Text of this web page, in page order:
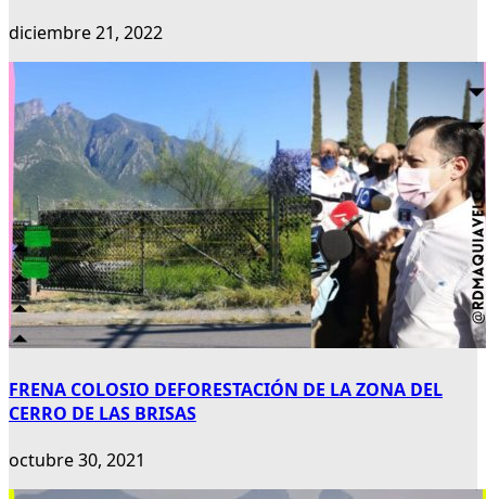
diciembre 21, 2022
FRENA COLOSIO DEFORESTACIÓN DE LA ZONA DEL
CERRO DE LAS BRISAS
octubre 30, 2021